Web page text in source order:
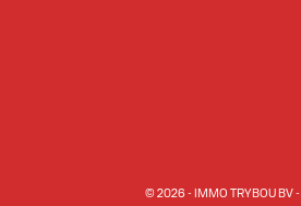
© 2026 - IMMO TRYBOU BV -